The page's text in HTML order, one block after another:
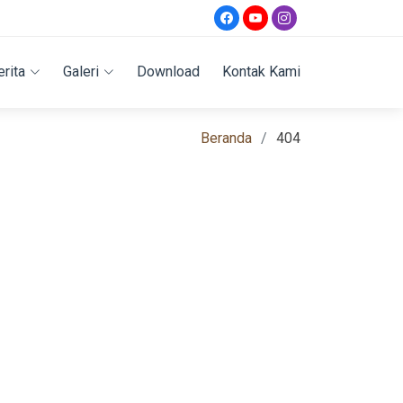
Galeri Download Kontak Kami
Beranda 404